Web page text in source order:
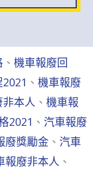
、 機車報廢回
、 機車報廢
本人 、 機車報
2021 、 汽車報廢
廢獎勵金 、 汽車
報廢非本人 、